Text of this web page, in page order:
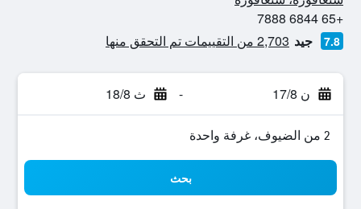
+65 6844 7888
7.8 جيد 2,703 من التقييمات تم التحقق منها
ن 17/8 - ث 18/8
2 من الضيوف، غرفة واحدة
بحث